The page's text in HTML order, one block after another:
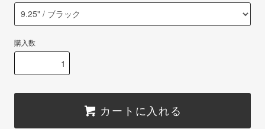
購入数
カートに入れる